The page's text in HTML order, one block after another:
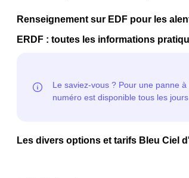
Renseignement sur EDF pour les
ERDF : toutes les informations
Les divers options et tarifs Bleu Ciel